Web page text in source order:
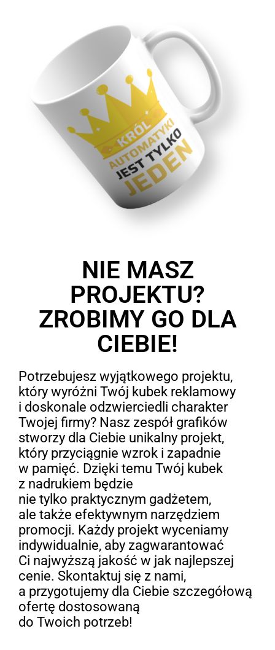
NIE MASZ
PROJEKTU?
ZROBIMY GO DLA
CIEBIE!
Potrzebujesz wyjątkowego projektu,
który wyróżni Twój kubek reklamowy
i doskonale odzwierciedli charakter
Twojej firmy? Nasz zespół grafików
stworzy dla Ciebie unikalny projekt,
który przyciągnie wzrok i zapadnie
w pamięć. Dzięki temu Twój kubek
z nadrukiem będzie
nie tylko praktycznym gadżetem,
ale także efektywnym narzędziem
promocji. Każdy projekt wyceniamy
indywidualnie, aby zagwarantować
Ci najwyższą jakość w jak najlepszej
cenie. Skontaktuj się z nami,
a przygotujemy dla Ciebie szczegółową
ofertę dostosowaną
do Twoich potrzeb!